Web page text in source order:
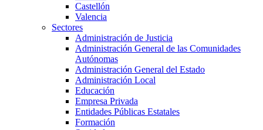
Castellón
Valencia
Sectores
Administración de Justicia
Administración General de las Comunidades
Autónomas
Administración General del Estado
Administración Local
Educación
Empresa Privada
Entidades Públicas Estatales
Formación